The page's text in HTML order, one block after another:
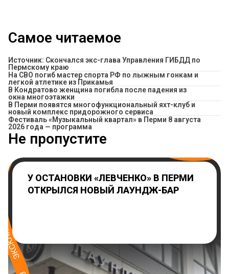
Самое читаемое
Источник: Скончался экс-глава Управления ГИБДД по
Пермскому краю
На СВО погиб мастер спорта РФ по лыжным гонкам и
легкой атлетике из Прикамья
В Кондратово женщина погибла после падения из
окна многоэтажки
В Перми появятся многофункциональный яхт-клуб и
новый комплекс придорожного сервиса
Фестиваль «Музыкальный квартал» в Перми 8 августа
2026 года — программа
Не пропустите
У ОСТАНОВКИ «ЛЕВЧЕНКО» В ПЕРМИ
ОТКРЫЛСЯ НОВЫЙ ЛАУНДЖ-БАР